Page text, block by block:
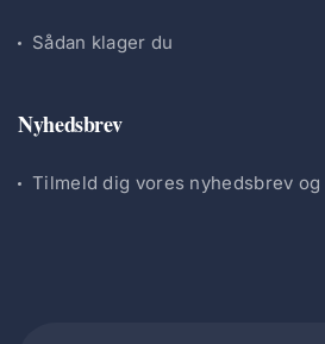
Sådan klager du
Nyhedsbrev
Tilmeld dig vores nyhedsbrev